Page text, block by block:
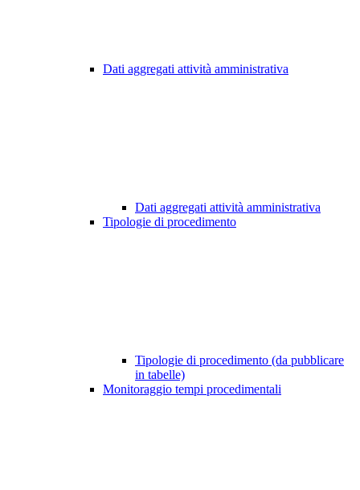
Dati aggregati attività amministrativa
Dati aggregati attività amministrativa
Tipologie di procedimento
Tipologie di procedimento (da pubblicare
in tabelle)
Monitoraggio tempi procedimentali